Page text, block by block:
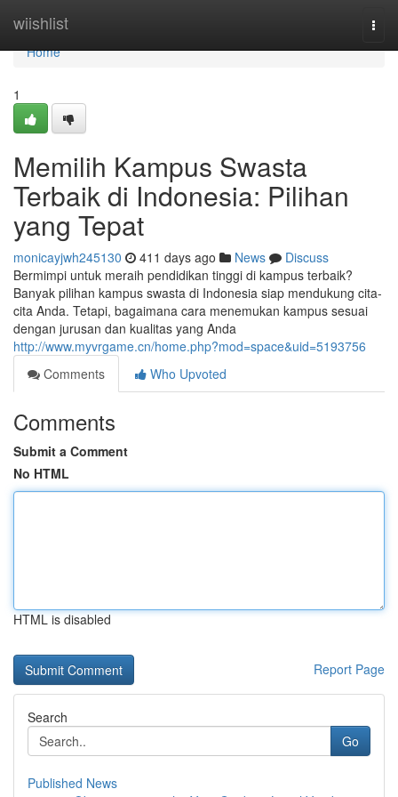
wiishlist
Home
Home
1
Memilih Kampus Swasta
Terbaik di Indonesia: Pilihan
yang Tepat
monicayjwh245130 411 days ago News
Discuss
Bermimpi untuk meraih pendidikan tinggi di kampus terbaik?
Banyak pilihan kampus swasta di Indonesia siap mendukung cita-
cita Anda. Tetapi, bagaimana cara menemukan kampus sesuai
dengan jurusan dan kualitas yang Anda
http://www.myvrgame.cn/home.php?mod=space&uid=5193756
Comments
Who Upvoted
Comments
Submit a Comment
No HTML
HTML is disabled
Report Page
Search
Go
Published News